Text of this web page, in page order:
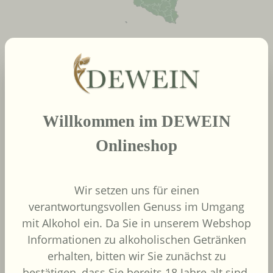
Produktgalerie überspringen
neue Produkte
2022
- Forager Red -
Südafrika
Grenache, Shiraz
Willkommen im DEWEIN
Onlineshop
Wir setzen uns für einen
verantwortungsvollen Genuss im Umgang
mit Alkohol ein. Da Sie in unserem Webshop
Informationen zu alkoholischen Getränken
erhalten, bitten wir Sie zunächst zu